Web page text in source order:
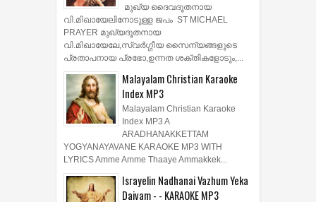
മുഖ്യ ദൈവദൂതനായ
വി.മിഖായേലിനോടുള്ള ജപം ST MICHAEL
PRAYER മുഖ്യദൂതനായ
വി.മിഖായേലേ,സ്വർഗ്ഗീയ സൈന്യങ്ങളുടെ
പ്രതാപനായ പ്രഭോ,ഉന്നത ശക്തികളോടും,...
Malayalam Christian Karaoke
Index MP3
Malayalam Christian Karaoke
Index MP3 A
ARADHANAKKETTAM
YOGYANAYAVANE KARAOKE MP3 WITH
LYRICS Amme Amme Thaaye Ammakkek...
Israyelin Nadhanai Vazhum Yeka
Daivam - - KARAOKE MP3